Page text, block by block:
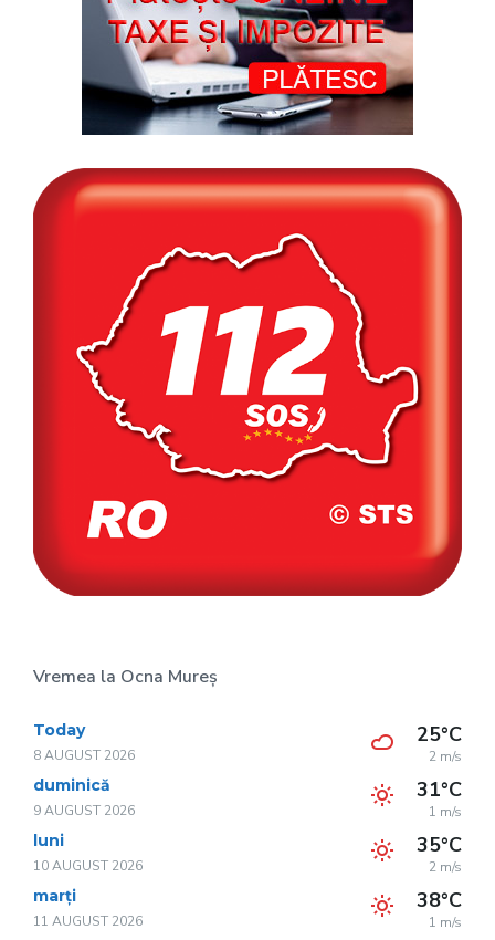
Vremea la Ocna Mureș
Today
8 AUGUST 2026
25°C
2 m/s
duminică
9 AUGUST 2026
31°C
1 m/s
luni
10 AUGUST 2026
35°C
2 m/s
marți
11 AUGUST 2026
38°C
1 m/s